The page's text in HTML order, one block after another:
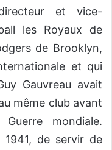
et vice-
les Royaux de
de Brooklyn,
et qui
Gauvreau avait
même club avant
mondiale.
1941, de servir de